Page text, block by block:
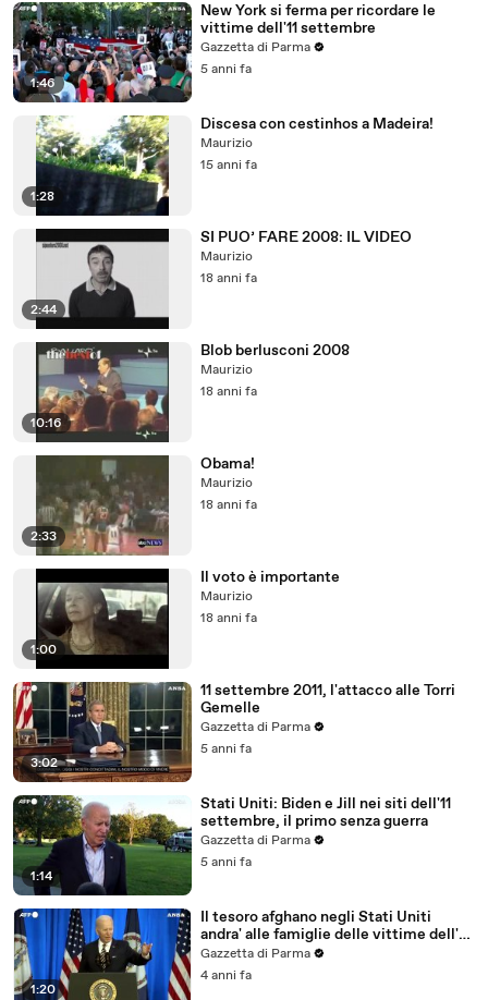
1:46
New York si ferma per ricordare le
vittime dell'11 settembre
Gazzetta di Parma
5 anni fa
1:28
Discesa con cestinhos a Madeira!
Maurizio
15 anni fa
2:44
SI PUO’ FARE 2008: IL VIDEO
Maurizio
18 anni fa
10:16
Blob berlusconi 2008
Maurizio
18 anni fa
2:33
Obama!
Maurizio
18 anni fa
1:00
Il voto è importante
Maurizio
18 anni fa
3:02
11 settembre 2011, l'attacco alle Torri
Gemelle
Gazzetta di Parma
5 anni fa
1:14
Stati Uniti: Biden e Jill nei siti dell'11
settembre, il primo senza guerra
Gazzetta di Parma
5 anni fa
1:20
Il tesoro afghano negli Stati Uniti
andra' alle famiglie delle vittime dell'11
settembre
Gazzetta di Parma
4 anni fa